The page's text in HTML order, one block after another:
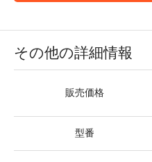
その他の詳細情報
販売価格
型番